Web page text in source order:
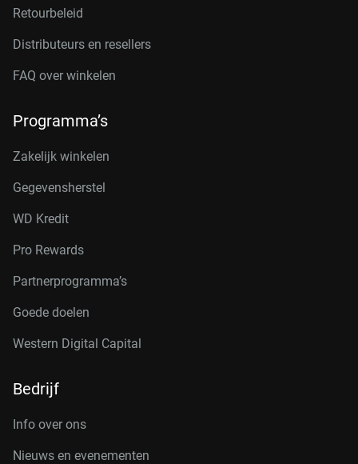
Retourbeleid
Distributeurs en resellers
FAQ over winkelen
Programma’s
Zakelijk winkelen
Gegevensherstel
WD Kredit
Pro Rewards
Partnerprogramma’s
Goede doelen
Western Digital Capital
Bedrijf
Info over ons
Nieuws en evenementen